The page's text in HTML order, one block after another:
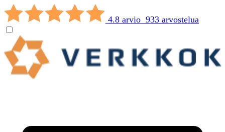
4.8 arvio 933 arvostelua